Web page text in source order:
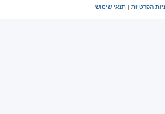
הפרטיות | תנאי שימוש